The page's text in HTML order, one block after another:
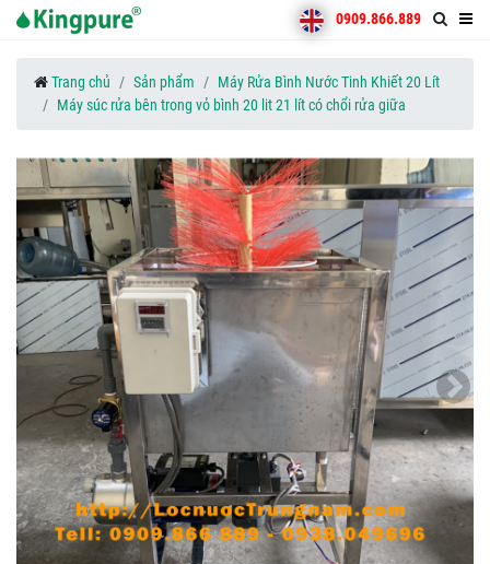
0909.866.889
Trang chủ Sản phẩm
Máy Rửa Bình Nước Tinh Khiết 20 Lít
Máy súc rửa bên trong vỏ bình 20 lit 21 lít có chổi rửa giữa